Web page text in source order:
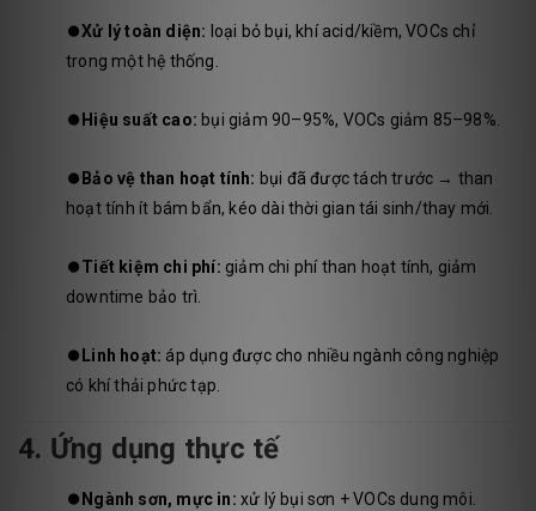
⏺️Xử lý toàn diện: loại bỏ bụi, khí acid/kiềm, VOCs chỉ
trong một hệ thống.
⏺️ Hiệu suất cao: bụi giảm 90–95%, VOCs giảm 85–98%.
⏺️ Bảo vệ than hoạt tính: bụi đã được tách trước → than
hoạt tính ít bám bẩn, kéo dài thời gian tái sinh/thay mới.
⏺️Tiết kiệm chi phí: giảm chi phí than hoạt tính, giảm
downtime bảo trì.
⏺️ Linh hoạt: áp dụng được cho nhiều ngành công nghiệp
có khí thải phức tạp.
4. Ứng dụng thực tế
⏺️ Ngành sơn, mực in: xử lý bụi sơn + VOCs dung môi.